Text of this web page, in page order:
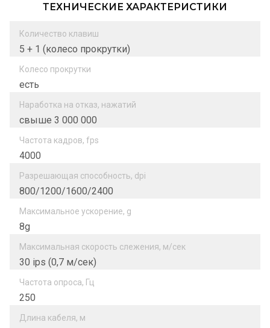
ТЕХНИЧЕСКИЕ ХАРАКТЕРИСТИКИ
Количество клавиш
5 + 1 (колесо прокрутки)
Колесо прокрутки
есть
Наработка на отказ, нажатий
свыше 3 000 000
Частота кадров, fps
4000
Разрешающая способность, dpi
800/1200/1600/2400
Максимальное ускорение, g
8g
Максимальная скорость слежения, м/сек
30 ips (0,7 м/сек)
Частота опроса, Гц
250
Длина кабеля, м